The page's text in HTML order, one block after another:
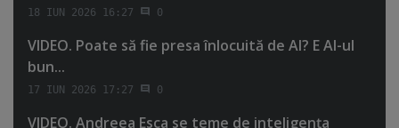
18 IUN 2026 16:27 0
VIDEO. Poate să fie presa înlocuită de AI? E AI-ul
bun...
17 IUN 2026 17:27 0
VIDEO. Andreea Esca se teme de inteligenţa